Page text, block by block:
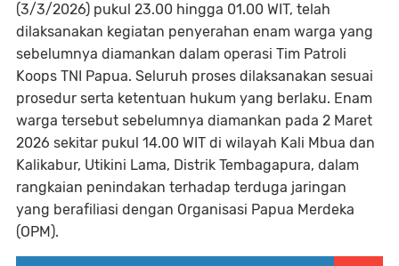
(3/3/2026) pukul 23.00 hingga 01.00 WIT, telah
dilaksanakan kegiatan penyerahan enam warga yang
sebelumnya diamankan dalam operasi Tim Patroli
Koops TNI Papua. Seluruh proses dilaksanakan sesuai
prosedur serta ketentuan hukum yang berlaku. Enam
warga tersebut sebelumnya diamankan pada 2 Maret
2026 sekitar pukul 14.00 WIT di wilayah Kali Mbua dan
Kalikabur, Utikini Lama, Distrik Tembagapura, dalam
rangkaian penindakan terhadap terduga jaringan
yang berafiliasi dengan Organisasi Papua Merdeka
(OPM).